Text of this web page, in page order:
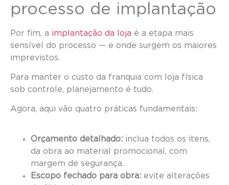
processo de implantação
Por fim, a implantação da loja é a etapa mais
sensível do processo — e onde surgem os maiores
imprevistos.
Para manter o custo da franquia com loja física
sob controle, planejamento é tudo.
Agora, aqui vão quatro práticas fundamentais:
Orçamento detalhado: inclua todos os itens,
da obra ao material promocional, com
margem de segurança.
Escopo fechado para obra: evite alterações